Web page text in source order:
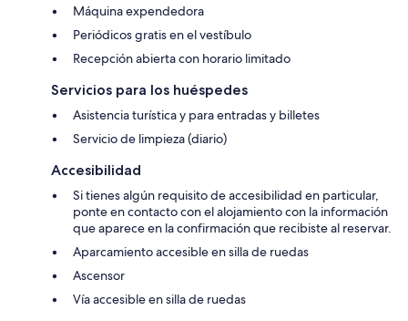
Máquina expendedora
Periódicos gratis en el vestíbulo
Recepción abierta con horario limitado
Servicios para los huéspedes
Asistencia turística y para entradas y billetes
Servicio de limpieza (diario)
Accesibilidad
Si tienes algún requisito de accesibilidad en particular,
ponte en contacto con el alojamiento con la información
que aparece en la confirmación que recibiste al reservar.
Aparcamiento accesible en silla de ruedas
Ascensor
Vía accesible en silla de ruedas